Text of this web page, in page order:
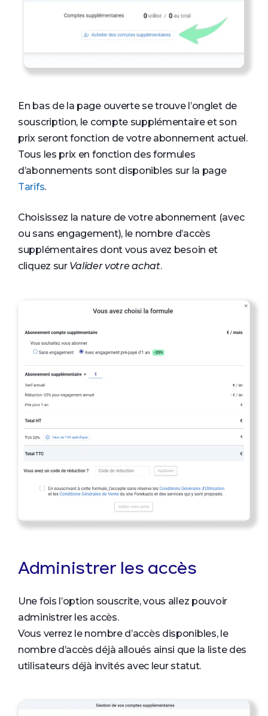
En bas de la page ouverte se trouve l’onglet de
souscription, le compte supplémentaire et son
prix seront fonction de votre abonnement actuel.
Tous les prix en fonction des formules
d’abonnements sont disponibles sur la page
Tarifs.
Choisissez la nature de votre abonnement (avec
ou sans engagement), le nombre d’accès
supplémentaires dont vous avez besoin et
cliquez sur Valider votre achat.
Administrer les accès
Une fois l’option souscrite, vous allez pouvoir
administrer les accès.
Vous verrez le nombre d’accès disponibles, le
nombre d’accès déjà alloués ainsi que la liste des
utilisateurs déjà invités avec leur statut.